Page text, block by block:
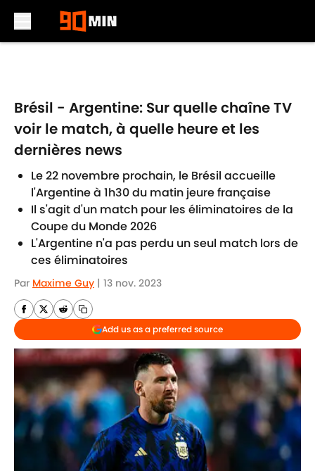
Brésil - Argentine: Sur quelle chaîne TV
voir le match, à quelle heure et les
dernières news
Le 22 novembre prochain, le Brésil accueille
l'Argentine à 1h30 du matin jeure française
Il s'agit d'un match pour les éliminatoires de la
Coupe du Monde 2026
L'Argentine n'a pas perdu un seul match lors de
ces éliminatoires
Par Maxime Guy | 13 nov. 2023
Add us as a preferred source